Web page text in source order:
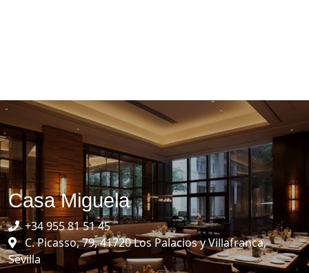
Casa Miguela
+34 955 81 51 45
C. Picasso, 79, 41720 Los Palacios y Villafranca,
Sevilla